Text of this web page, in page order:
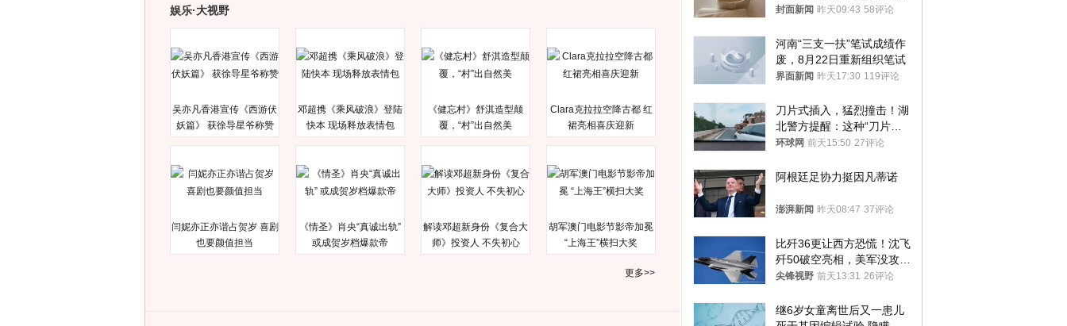
娱乐·大视野
吴亦凡香港宣传《西游伏
妖篇》 获徐导星爷称赞
邓超携《乘风破浪》登陆
快本 现场释放表情包
《健忘村》舒淇造型颠
覆，“村”出自然美
Clara克拉拉空降古都 红
裙亮相喜庆迎新
闫妮亦正亦谐占贺岁 喜剧
也要颜值担当
《情圣》肖央“真诚出轨”
或成贺岁档爆款帝
解读邓超新身份《复合大
师》投资人 不失初心
胡军澳门电影节影帝加冕
“上海王”横扫大奖
更多>>
帖吐槽后酒店退还一半的
封面新闻 昨天09:43 58评论
河南“三支一扶”笔试成绩作
废，8月22日重新组织笔试
界面新闻 昨天17:30 119评论
刀片式插入，猛烈撞击！湖
北警方提醒：这种“刀片超
车”，太危险了
环球网 前天15:50 27评论
阿根廷足协力挺因凡蒂诺
澎湃新闻 昨天08:47 37评论
比歼36更让西方恐慌！沈飞
歼50破空亮相，美军没攻克
的技术被拿下
尖锋视野 前天13:31 26评论
继6岁女童离世后又一患儿